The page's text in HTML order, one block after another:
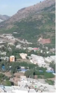
山西
江苏
江西
湖南
重庆